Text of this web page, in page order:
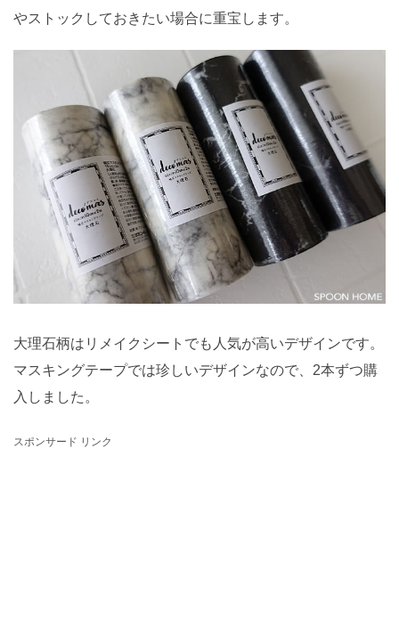
やストックしておきたい場合に重宝します。
大理石柄はリメイクシートでも人気が高いデザインです。
マスキングテープでは珍しいデザインなので、2本ずつ購
入しました。
スポンサード リンク